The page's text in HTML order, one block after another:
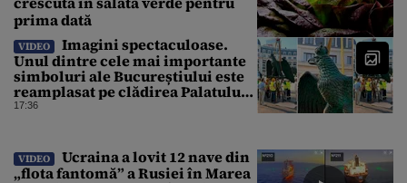
prima dată
VIDEO
Imagini spectaculoase.
Unul dintre cele mai importante
simboluri ale Bucureștiului este
reamplasat pe clădirea Palatului
Universității
17:36
VIDEO
Ucraina a lovit 12 nave din
„flota fantomă” a Rusiei în Marea